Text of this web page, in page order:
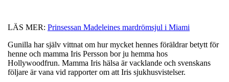
LÄS MER: Prinsessan Madeleines mardrömsjul i Miami
Gunilla har själv vittnat om hur mycket hennes föräldrar betytt för
henne och mamma Iris Persson bor ju hemma hos
Hollywoodfrun. Mamma Iris hälsa är vacklande och svenskans
följare är vana vid rapporter om att Iris sjukhusvistelser.